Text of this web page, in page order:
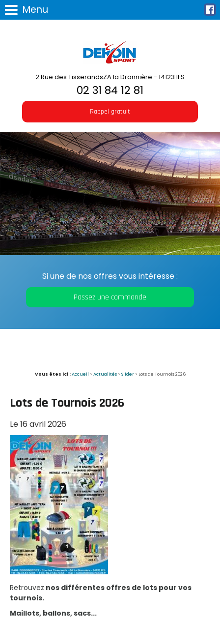
Menu
2 Rue des TisserandsZA la Dronnière - 14123 IFS
02 31 84 12 81
Rappel gratuit
Si une de nos offres vous intéresse :
Passez une commande
Vous êtes ici :Accueil > Actualités> Slider> Lots de Tournois 2026
Lots de Tournois 2026
Le 16 avril 2026
Retrouvez nos différentes offres de lots pour vos
tournois.
Maillots, ballons, sacs...